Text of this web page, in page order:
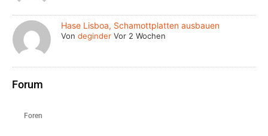
Hase Lisboa, Schamottplatten ausbauen
Vondeginder Vor 2 Wochen
Forum
Foren